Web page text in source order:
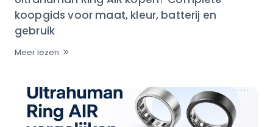
koopgids voor maat, kleur, batterij en
gebruik
Meer lezen